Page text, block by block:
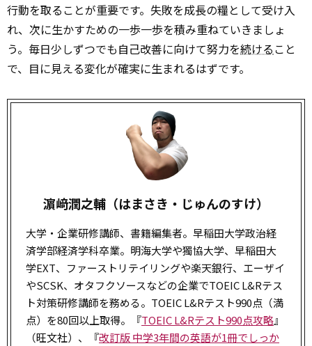
行動を取ることが重要です。失敗を成長の糧として受け入
れ、次に生かすための一歩一歩を積み重ねていきましょ
う。毎日少しずつでも自己改善に向けて努力を続けること
で、目に見える変化が確実に生まれるはずです。
濵﨑潤之輔（はまさき・じゅんのすけ）
大学・企業研修講師、書籍編集者。早稲田大学政治経
済学部経済学科卒業。明海大学や獨協大学、早稲田大
学EXT、ファーストリテイリングや楽天銀行、エーザイ
やSCSK、オタフクソースなどの企業でTOEIC L&Rテス
ト対策研修講師を務める。TOEIC L&Rテスト990点（満
点）を80回以上取得。『TOEIC L&Rテスト990点攻略』
（旺文社）、『改訂版 中学3年間の英語が1冊でしっか